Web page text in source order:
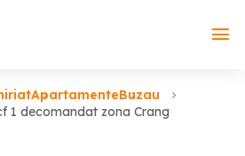
ApartamenteBuzau
1 decomandat zona Crang